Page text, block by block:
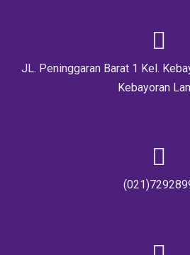
JL. Peninggaran Barat 1 Kel.
Kebayoran